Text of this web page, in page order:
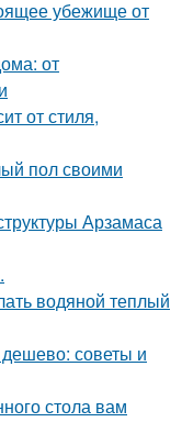
убежище от
от
от стиля,
пол своими
Арзамаса
водяной теплый
советы и
стола вам